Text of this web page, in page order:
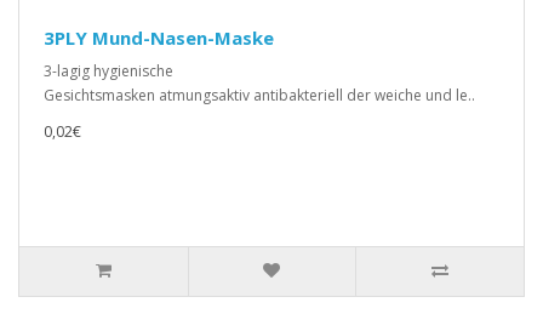
3PLY Mund-Nasen-Maske
3-lagig hygienische
Gesichtsmasken atmungsaktiv antibakteriell der weiche und le..
0,02€